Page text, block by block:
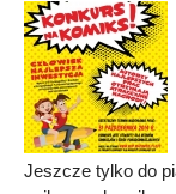
Jeszcze tylko do